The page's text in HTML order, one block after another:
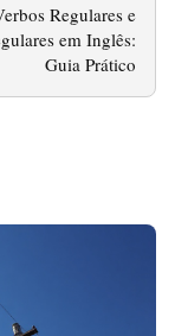
Regulares e
em Inglês:
Guia Prático